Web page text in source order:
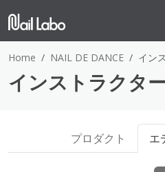
Home NAIL DE DANCE イン
インストラクタ
プロダクト エ